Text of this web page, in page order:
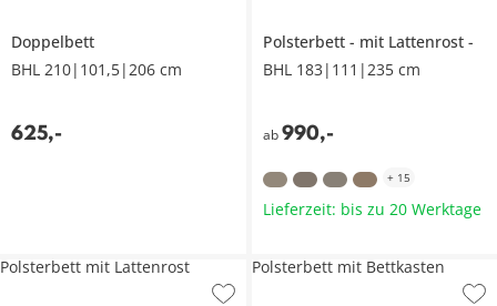
Doppelbett
BHL 210|101,5|206 cm
625,-
Polsterbett
mit Lattenrost
BHL 183|111|235 cm
ab 990,-
+ 15
Lieferzeit: bis zu 20 Werktage
Polsterbett mit Lattenrost Polsterbett mit Bettkasten